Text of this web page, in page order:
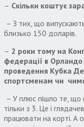
– Скільки коштує
– З тих, що
близько 150 доларів.
– 2 роки тому на
федерації в
проведення Кубка
спортсменам чи
– У плюс пішло те, що
тільки з 3. Це і
працювати на корті. А